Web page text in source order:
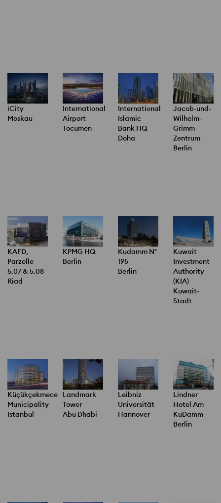
iCity
Moskau
International
Airport
Tocumen
International
Islamic
Bank HQ
Doha
Jacob-und-
Wilhelm-
Grimm-
Zentrum
Berlin
KAFD,
Parzelle
5.07 & 5.08
Riad
KPMG HQ
Berlin
Kudamm N°
195
Berlin
Kuwait
Investment
Authority
(KIA)
Kuwait-
Stadt
Küçükçekmece
Municipality
Istanbul
Landmark
Tower
Abu Dhabi
Leibniz
Universität
Hannover
Lindner
Hotel Am
KuDamm
Berlin